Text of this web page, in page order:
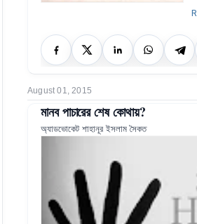
August 01, 2015
মানব পাচারের শেষ কোথায়?
অ্যাডভোকেট শাহানূর ইসলাম সৈকত